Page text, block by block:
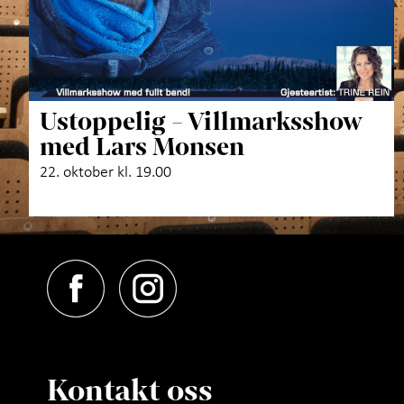
Ustoppelig - Villmarksshow
med Lars Monsen
22. oktober kl. 19.00
Kontakt oss